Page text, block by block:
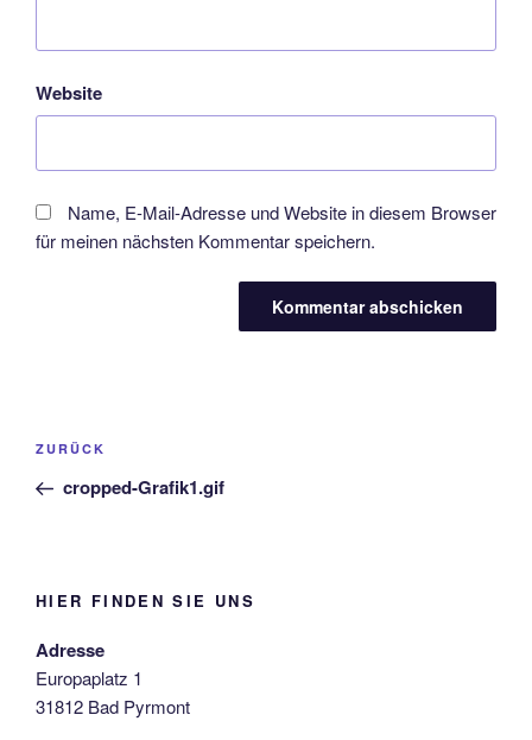
Website
Name, E-Mail-Adresse und Website in diesem Browser
für meinen nächsten Kommentar speichern.
Beitragsnavigation
Vorheriger
Beitrag
ZURÜCK
cropped-Grafik1.gif
HIER FINDEN SIE UNS
Adresse
Europaplatz 1
31812 Bad Pyrmont